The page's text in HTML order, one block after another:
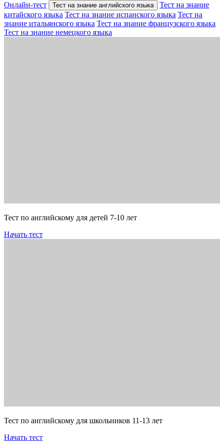
Онлайн-тест
Тест на знание английского языка
Тест на знание
китайского языка Тест на знание испанского языка Тест на
знание итальянского языка Тест на знание французского языка
Тест на знание немецкого языка
Тест по английскому для детей 7-10 лет
Начать тест
Тест по английскому для школьников 11-13 лет
Начать тест